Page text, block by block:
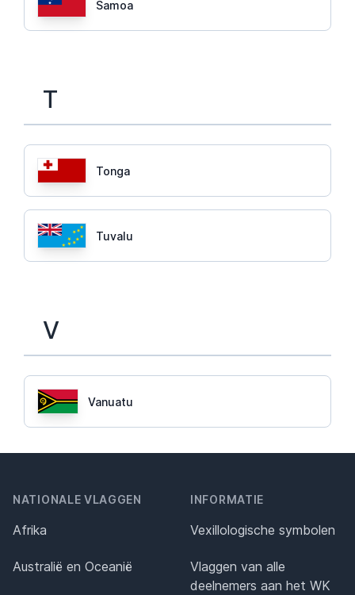
Samoa
T
Tonga
Tuvalu
V
Vanuatu
NATIONALE VLAGGEN
Afrika
Australië en Oceanië
INFORMATIE
Vexillologische symbolen
Vlaggen van alle
deelnemers aan het WK